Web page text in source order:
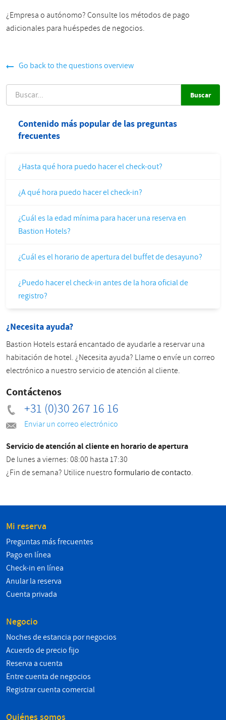
¿Empresa o autónomo? Consulte los métodos de pago
adicionales para huéspedes de negocios.
Go back to the questions overview
Contenido más popular de las preguntas
frecuentes
¿Hasta qué hora puedo hacer el check-out?
¿A qué hora puedo hacer el check-in?
¿Cuál es la edad mínima para hacer una reserva en
Bastion Hotels?
¿Cuál es el horario de apertura del buffet de desayuno?
¿Puedo hacer el check-in antes de la hora oficial de
registro?
¿Necesita ayuda?
Bastion Hotels estará encantado de ayudarle a reservar una
habitación de hotel. ¿Necesita ayuda? Llame o envíe un correo
electrónico a nuestro servicio de atención al cliente.
Contáctenos
+31 (0)30 267 16 16
Enviar un correo electrónico
Servicio de atención al cliente en horario de apertura
De lunes a viernes: 08:00 hasta 17:30
¿Fin de semana? Utilice nuestroformulario de contacto.
Mi reserva
Preguntas más frecuentes
Pago en línea
Check-in en línea
Anular la reserva
Cuenta privada
Negocio
Noches de estancia por negocios
Acuerdo de precio fijo
Reserva a cuenta
Entre cuenta de negocios
Registrar cuenta comercial
Quiénes somos